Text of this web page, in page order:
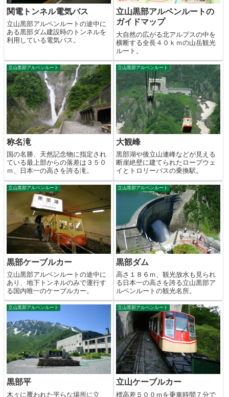
関電トンネル電気バス
立山黒部アルペンルートの途中に
ある黒部ダム建設時のトンネルを
利用している電気バス。
立山黒部アルペンルートの
ガイドマップ
大自然の広がる北アルプスの中を
横断する全長４０ｋｍの山岳観光
ルート。
立山黒部アルペンルート
称名滝
国の名勝、天然記念物に指定され
ている最上部からの落差は３５０
ｍ、日本一の高さを誇る滝。
立山黒部アルペンルート
大観峰
黒部湖や後立山連峰などが見える
断崖絶壁に建てられたロープウェ
イとトロリーバスの乗換駅。
立山黒部アルペンルート
黒部ケーブルカー
立山黒部アルペンルートの途中に
あり、地下トンネルのみで運行す
る国内唯一のケーブルカー。
立山黒部アルペンルート
黒部ダム
高さ１８６ｍ、観光放水も見られ
る日本一の高さを誇る立山黒部ア
ルペンルートの観光名所。
立山黒部アルペンルート
黒部平
木々に覆われた平らな場所に立
立山黒部アルペンルート
立山ケーブルカー
標高差５００ｍを乗車時間７分で